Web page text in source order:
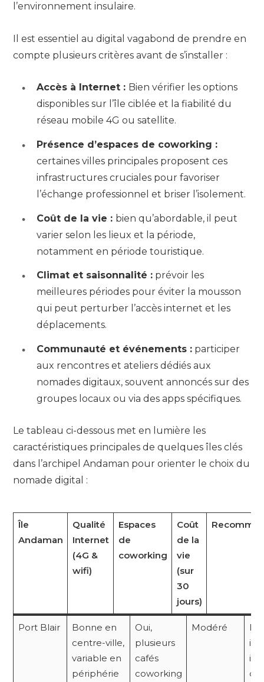
l’environnement insulaire.
Il est essentiel au digital vagabond de prendre en
compte plusieurs critères avant de s’installer :
Accès à Internet : Bien vérifier les options
disponibles sur l’île ciblée et la fiabilité du
réseau mobile 4G ou satellite.
Présence d’espaces de coworking :
certaines villes principales proposent ces
infrastructures cruciales pour favoriser
l’échange professionnel et briser l’isolement.
Coût de la vie : bien qu’abordable, il peut
varier selon les lieux et la période,
notamment en période touristique.
Climat et saisonnalité : prévoir les
meilleures périodes pour éviter la mousson
qui peut perturber l’accès internet et les
déplacements.
Communauté et événements : participer
aux rencontres et ateliers dédiés aux
nomades digitaux, souvent annoncés sur des
groupes locaux ou via des apps spécifiques.
Le tableau ci-dessous met en lumière les
caractéristiques principales de quelques îles clés
dans l’archipel Andaman pour orienter le choix du
nomade digital :
Île
Andaman
Qualité
Internet
(4G &
wifi)
Espaces
de
coworking
Coût
de la
vie
(sur
30
jours)
Port Blair
Bonne en
centre-ville,
variable en
périphérie
Oui,
plusieurs
cafés
coworking
Modéré